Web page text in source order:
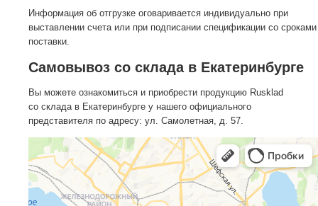
Информация об отгрузке оговаривается индивидуально при
выставлении счета или при подписании спецификации со сроками
поставки.
Самовывоз со склада в Екатеринбурге
Вы можете ознакомиться и приобрести продукцию Rusklad
со склада в Екатеринбурге у нашего официального
представителя по адресу: ул. Самолетная, д. 57.